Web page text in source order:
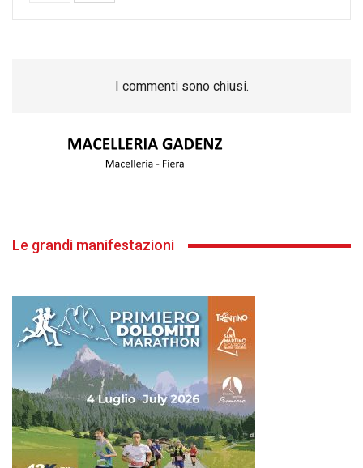
I commenti sono chiusi.
Le grandi manifestazioni